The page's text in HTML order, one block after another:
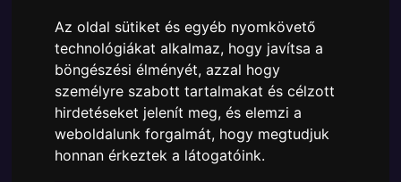
Az oldal sütiket és egyéb nyomkövető
technológiákat alkalmaz, hogy javítsa a
böngészési élményét, azzal hogy
személyre szabott tartalmakat és célzott
hirdetéseket jelenít meg, és elemzi a
weboldalunk forgalmát, hogy megtudjuk
honnan érkeztek a látogatóink.
vinyl karakter, amely ablakos csomagolásban azaz -
POP In a Box - várja új gazdáját.
TOVÁBB A VÁSÁRLÁSRA
Tetszik? Osszd meg másokkal!